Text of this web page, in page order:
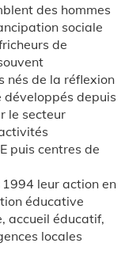
des hommes
sociale
de
nés de la réflexion
développés depuis
le secteur
puis centres de
leur action en
éducative
accueil éducatif,
locales